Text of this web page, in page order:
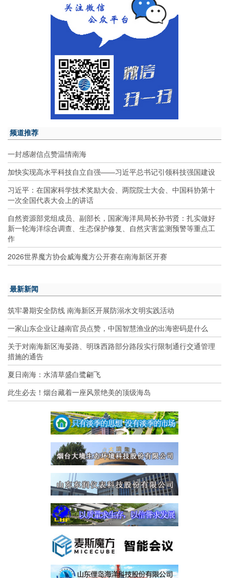
频道推荐
一封感谢信点赞温情南海
加快实现高水平科技自立自强——习近平总书记引领科技强国建设
习近平：在国家科学技术奖励大会、两院院士大会、中国科协第十
一次全国代表大会上的讲话
自然资源部党组成员、副部长，国家海洋局局长孙书贤：扎实做好
新一轮海洋综合调查、生态保护修复、自然灾害监测预警等重点工
作
2026世界魔方协会威海魔方公开赛在南海新区开赛
最新新闻
筑牢暑期安全防线 南海新区开展防溺水文明实践活动
一家山东企业让越南官员点赞，中国智慧渔业的出海密码是什么
关于对南海新区海晏路、明珠西路部分路段实行限制通行交通管理
措施的通告
夏日南海：水清草盛白鹭翩飞
此生必去！烟台藏着一座风景绝美的顶级海岛